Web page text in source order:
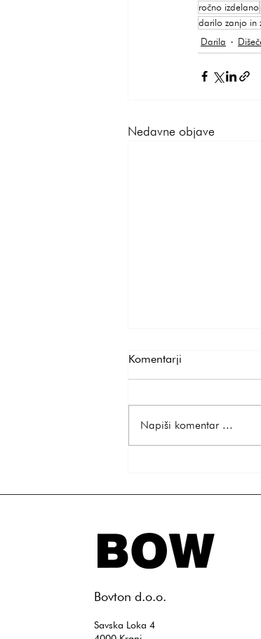
ročno izdelano
darilo zanjo in
Darila
Nedavne objave
in enostavna
Komentarji
Napiši komentar ...
​Bovton d.o.o.
Savska Loka 4